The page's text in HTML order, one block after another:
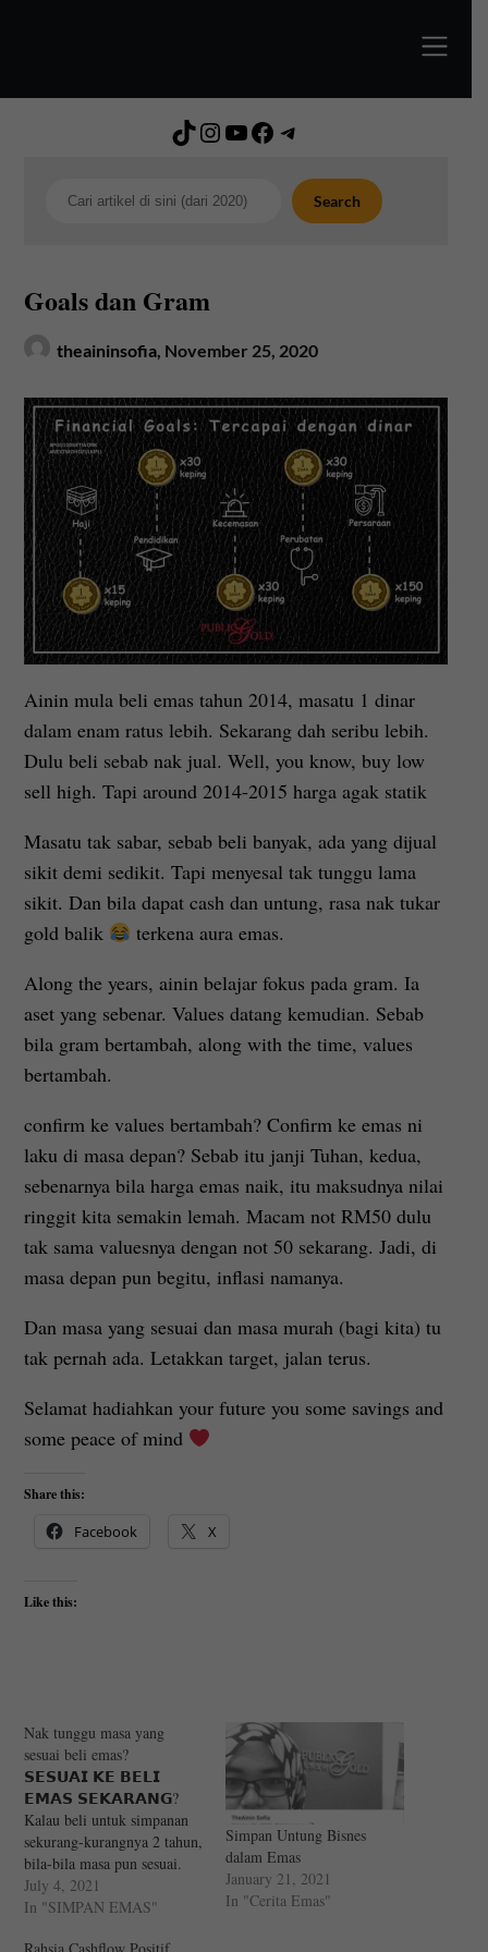
TikTok
Instagram
YouTube
Facebook
Telegram
Search Search
Goals dan Gram
theaininsofia, November 25, 2020
Ainin mula beli emas tahun 2014, masatu 1 dinar
dalam enam ratus lebih. Sekarang dah seribu lebih.
Dulu beli sebab nak jual. Well, you know, buy low
sell high. Tapi around 2014-2015 harga agak statik
Masatu tak sabar, sebab beli banyak, ada yang dijual
sikit demi sedikit. Tapi menyesal tak tunggu lama
sikit. Dan bila dapat cash dan untung, rasa nak tukar
gold balik
terkena aura emas.
Along the years, ainin belajar fokus pada gram. Ia
aset yang sebenar. Values datang kemudian. Sebab
bila gram bertambah, along with the time, values
bertambah.
confirm ke values bertambah? Confirm ke emas ni
laku di masa depan? Sebab itu janji Tuhan, kedua,
sebenarnya bila harga emas naik, itu maksudnya nilai
ringgit kita semakin lemah. Macam not RM50 dulu
tak sama valuesnya dengan not 50 sekarang. Jadi, di
masa depan pun begitu, inflasi namanya.
Dan masa yang sesuai dan masa murah (bagi kita) tu
tak pernah ada. Letakkan target, jalan terus.
Selamat hadiahkan your future you some savings and
some peace of mind
Share this:
Facebook X
Like this:
Nak tunggu masa yang
sesuai beli emas?
𝗦𝗘𝗦𝗨𝗔𝗜 𝗞𝗘 𝗕𝗘𝗟𝗜
𝗘𝗠𝗔𝗦 𝗦𝗘𝗞𝗔𝗥𝗔𝗡𝗚?
Kalau beli untuk simpanan
sekurang-kurangnya 2 tahun,
bila-bila masa pun sesuai.
Untuk jangka pendek, harga
emas memang sentiasa naik
July 4, 2021
In "SIMPAN EMAS"
Simpan Untung Bisnes
dalam Emas
January 21, 2021
In "Cerita Emas"